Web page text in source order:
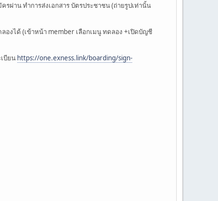
ผ่าน ทำการส่งเอกสาร บัตรประชาชน (ถ่ายรูปเท่านั้น
งได้ (เข้าหน้า member เลือกเมนู ทดลอง +เปิดบัญชี
บียน https://one.exness.link/boarding/sign-